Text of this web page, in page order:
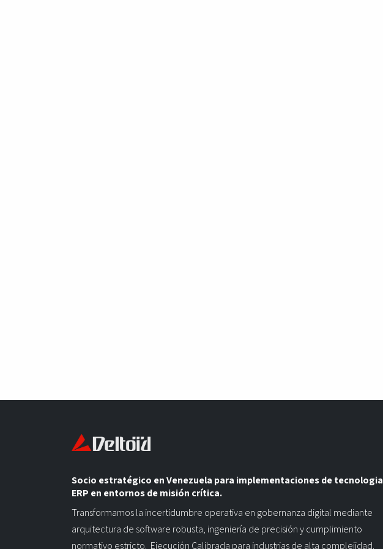
Socio estratégico en Venezuela para implementaciones de tecnologia
ERP en entornos de misión crítica.
Transformamos la incertidumbre operativa en gobernanza digital mediante
arquitectura de software robusta, ingeniería de precisión y cumplimiento
normativo estricto. Ejecución Calibrada para industrias de alta complejidad.